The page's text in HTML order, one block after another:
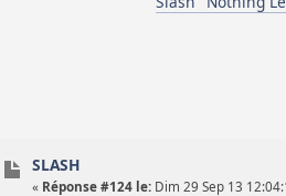
SLASH
« Réponse #124 le: Dim 29 Sep 13